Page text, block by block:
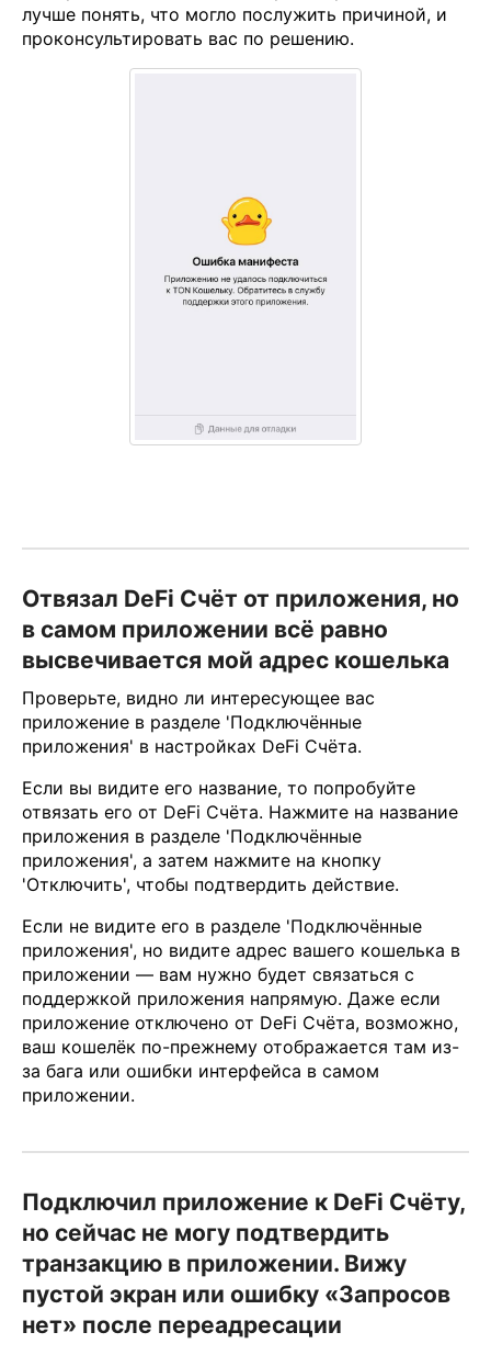
лучше понять, что могло послужить причиной, и
проконсультировать вас по решению.
Отвязал DeFi Счёт от приложения, но
в самом приложении всё равно
высвечивается мой адрес кошелька
Проверьте, видно ли интересующее вас
приложение в разделе 'Подключённые
приложения' в настройках DeFi Счёта.
Если вы видите его название, то попробуйте
отвязать его от DeFi Счёта. Нажмите на название
приложения в разделе 'Подключённые
приложения', а затем нажмите на кнопку
'Отключить', чтобы подтвердить действие.
Если не видите его в разделе 'Подключённые
приложения', но видите адрес вашего кошелька в
приложении — вам нужно будет связаться с
поддержкой приложения напрямую. Даже если
приложение отключено от DeFi Счёта, возможно,
ваш кошелёк по-прежнему отображается там из-
за бага или ошибки интерфейса в самом
приложении.
Подключил приложение к DeFi Счёту,
но сейчас не могу подтвердить
транзакцию в приложении. Вижу
пустой экран или ошибку «Запросов
нет» после переадресации